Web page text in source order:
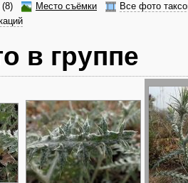
(8) Место съёмки
Все фото
в группе